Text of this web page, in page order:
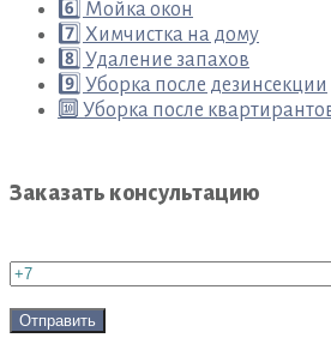
6️⃣ Мойка окон
7️⃣ Химчистка на дому
8️⃣ Удаление запахов
9️⃣ Уборка после дезинсекции
🔟 Уборка после
Заказать консультацию